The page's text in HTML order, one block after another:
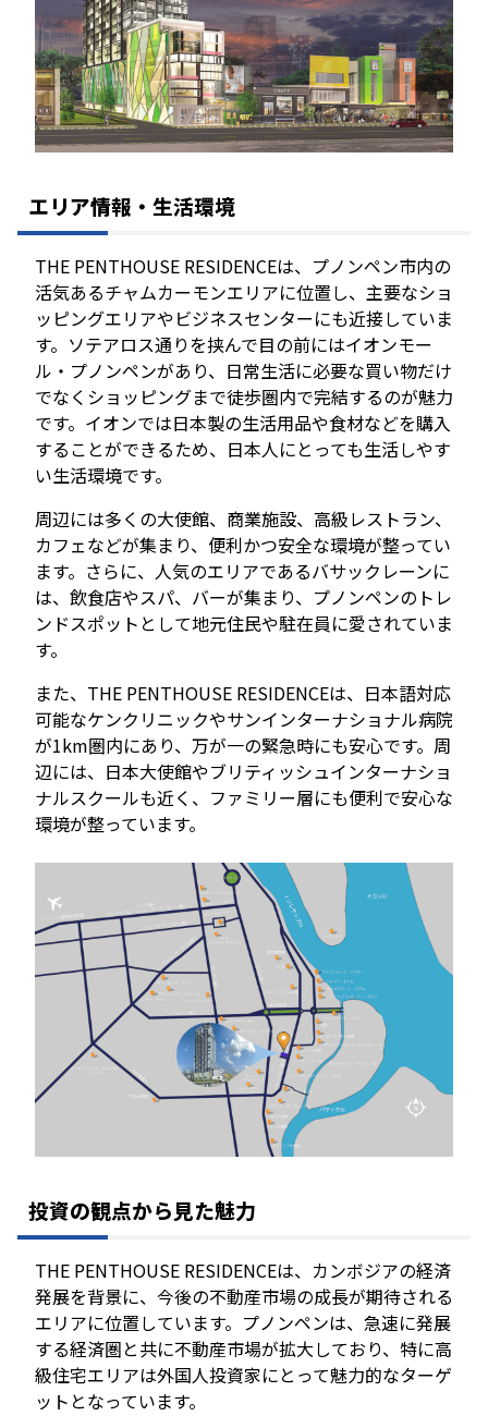
エリア情報・生活環境
THE PENTHOUSE RESIDENCEは、プノンペン市内の
活気あるチャムカーモンエリアに位置し、主要なショ
ッピングエリアやビジネスセンターにも近接していま
す。ソテアロス通りを挟んで目の前にはイオンモー
ル・プノンペンがあり、日常生活に必要な買い物だけ
でなくショッピングまで徒歩圏内で完結するのが魅力
です。イオンでは日本製の生活用品や食材などを購入
することができるため、日本人にとっても生活しやす
い生活環境です。
周辺には多くの大使館、商業施設、高級レストラン、
カフェなどが集まり、便利かつ安全な環境が整ってい
ます。さらに、人気のエリアであるバサックレーンに
は、飲食店やスパ、バーが集まり、プノンペンのトレ
ンドスポットとして地元住民や駐在員に愛されていま
す。
また、THE PENTHOUSE RESIDENCEは、日本語対応
可能なケンクリニックやサンインターナショナル病院
が1km圏内にあり、万が一の緊急時にも安心です。周
辺には、日本大使館やブリティッシュインターナショ
ナルスクールも近く、ファミリー層にも便利で安心な
環境が整っています。
投資の観点から見た魅力
THE PENTHOUSE RESIDENCEは、カンボジアの経済
発展を背景に、今後の不動産市場の成長が期待される
エリアに位置しています。プノンペンは、急速に発展
する経済圏と共に不動産市場が拡大しており、特に高
級住宅エリアは外国人投資家にとって魅力的なターゲ
ットとなっています。